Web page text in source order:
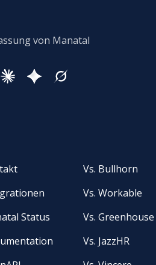
von Manatal
Status
Vs. Bullhorn
Vs. Workable
Vs. Greenhouse
Vs. JazzHR